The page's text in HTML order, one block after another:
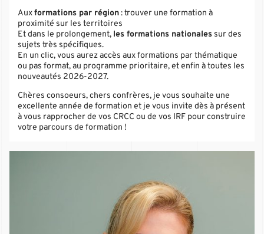
Auxformations par région: trouver une formation à
proximité sur les territoires
Et dans le prolongement, les formations nationalessur des
sujets très spécifiques.
En un clic, vous aurez accès aux formations par thématique
ou pas format, au programme prioritaire, et enfin à toutes les
nouveautés 2026-2027.
Chères consoeurs, chers confrères, je vous souhaite une
excellente année de formation et je vous invite dès à présent
à vous rapprocher de vos CRCC ou de vos IRF pour construire
votre parcours de formation !